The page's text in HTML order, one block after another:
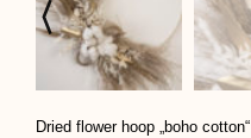
Dried flower hoop „boho cotton“